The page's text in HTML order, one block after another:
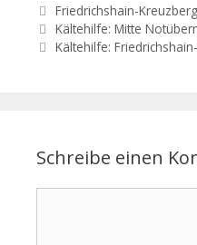
Friedrichshain-Kreuzberg
Kältehilfe: Mitte
Kältehilfe:
Schreibe einen